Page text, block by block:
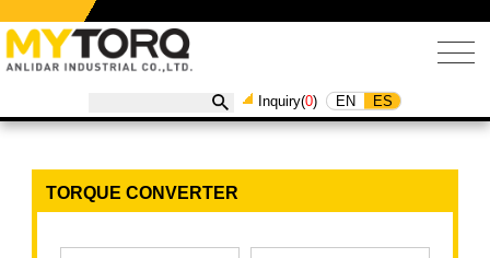
Inquiry(0) EN ES
TORQUE CONVERTER